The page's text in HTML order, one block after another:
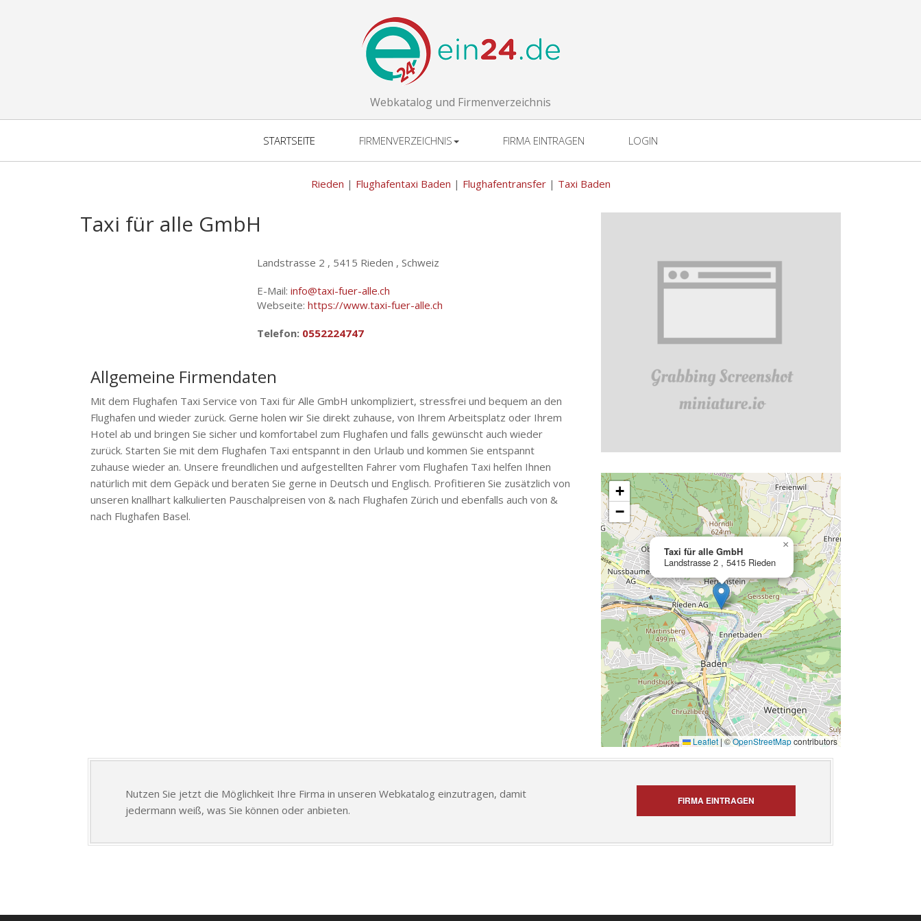
Webkatalog und Firmenverzeichnis
STARTSEITE FIRMENVERZEICHNIS FIRMA EINTRAGEN LOGIN
Rieden | Flughafentaxi Baden | Flughafentransfer| Taxi Baden
Taxi für alle GmbH
Landstrasse 2 , 5415 Rieden , Schweiz
E-Mail:info@taxi-fuer-alle.ch
Webseite:https://www.taxi-fuer-alle.ch
Telefon: 0552224747
Allgemeine Firmendaten
Mit dem Flughafen Taxi Service von Taxi für Alle GmbH unkompliziert, stressfrei und bequem an den
Flughafen und wieder zurück. Gerne holen wir Sie direkt zuhause, von Ihrem Arbeitsplatz oder Ihrem
Hotel ab und bringen Sie sicher und komfortabel zum Flughafen und falls gewünscht auch wieder
zurück. Starten Sie mit dem Flughafen Taxi entspannt in den Urlaub und kommen Sie entspannt
zuhause wieder an. Unsere freundlichen und aufgestellten Fahrer vom Flughafen Taxi helfen Ihnen
natürlich mit dem Gepäck und beraten Sie gerne in Deutsch und Englisch. Profitieren Sie zusätzlich von
unseren knallhart kalkulierten Pauschalpreisen von & nach Flughafen Zürich und ebenfalls auch von &
nach Flughafen Basel.
Loading map…
Taxi für alle GmbH
Landstrasse 2 , 5415 Rieden
×
+
−
Leaflet|©OpenStreetMapcontributors
Nutzen Sie jetzt die Möglichkeit Ihre Firma in unseren Webkatalog einzutragen, damit
jedermann weiß, was Sie können oder anbieten.
FIRMA EINTRAGEN